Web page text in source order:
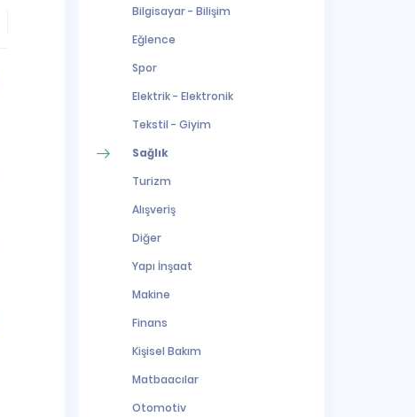
Bilgisayar - Bilişim
Eğlence
Spor
Elektrik - Elektronik
Tekstil - Giyim
Sağlık
Turizm
Alışveriş
Diğer
Yapı İnşaat
Makine
Finans
Kişisel Bakım
Matbaacılar
Otomotiv